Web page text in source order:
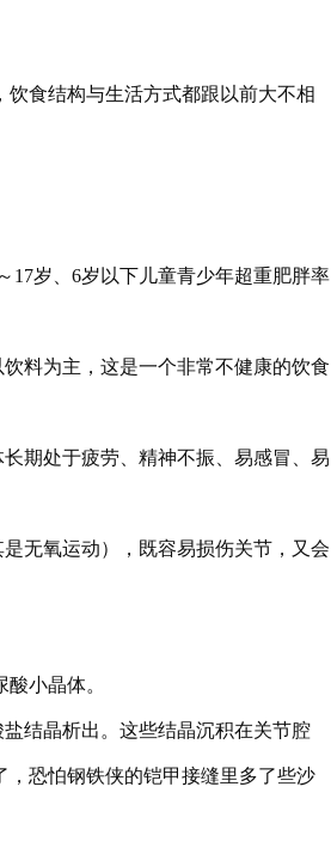
食结构与生活方式都跟以前大不相
17岁、6岁以下儿童青少年超重肥胖率
料为主，这是一个非常不健康的饮食
期处于疲劳、精神不振、易感冒、易
无氧运动），既容易损伤关节，又会
小晶体。
结晶析出。这些结晶沉积在关节腔
恐怕钢铁侠的铠甲接缝里多了些沙